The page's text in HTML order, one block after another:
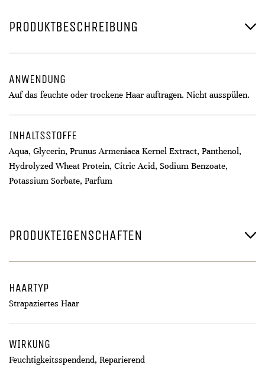
PRODUKTBESCHREIBUNG
ANWENDUNG
Auf das feuchte oder trockene Haar auftragen. Nicht ausspülen.
INHALTSSTOFFE
Aqua, Glycerin, Prunus Armeniaca Kernel Extract, Panthenol,
Hydrolyzed Wheat Protein, Citric Acid, Sodium Benzoate,
Potassium Sorbate, Parfum
PRODUKTEIGENSCHAFTEN
HAARTYP
Strapaziertes Haar
WIRKUNG
Feuchtigkeitsspendend, Reparierend